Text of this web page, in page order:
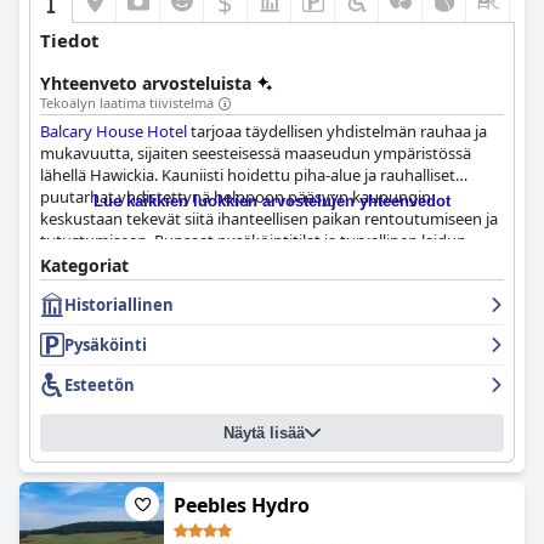
Tiedot
Yhteenveto arvosteluista
Tekoälyn laatima tiivistelmä
Balcary House Hoteltarjoaa täydellisen yhdistelmän rauhaa ja
mukavuutta, sijaiten seesteisessä maaseudun ympäristössä
lähellä Hawickia. Kauniisti hoidettu piha-alue ja rauhalliset
puutarhat yhdistettynä helppoon pääsyyn kaupungin
keskustaan tekevät siitä ihanteellisen paikan rentoutumiseen ja
tutustumiseen. Runsaat pysäköintitilat ja turvallinen laidun
eläimille lisäävät entisestään tämän paikan mukavuutta ja
viehätystä.
Aamiaiskokemus hotellissa on erittäin kehuttu, ja se sisältää
erilaisia herkullisia, tuoreita vaihtoehtoja, kuten täyden
skotlantilaisen aamiaisen ja silliä, joita tarjoilee ystävällinen ja
avulias henkilökunta. Joistakin pienistä kritiikeistä huolimatta
yleinen yksimielisyys on, että aamiainen on yksi vierailun
kohokohdista. Illallisvaihtoehdot rajoittuvat kuitenkin
baaripurtaviin, mikä saa monet vieraat lähtemään kaupunkiin
etsimään kattavampaa ateriakokonaisuutta.
Balcary House -hotellin huoneet ovat tilavia, moitteettoman
Lue kaikkien luokkien arvostelujen yhteenvedot
Kategoriat
Historiallinen
Pysäköinti
Esteetön
Näytä lisää
Peebles Hydro